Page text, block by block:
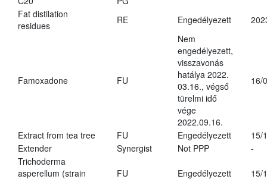
Fat distilation
residues
RE Engedélyezett
Famoxadone FU
Nem
engedélyezett,
visszavonás
hatálya 2022.
03.16., végső
türelmi idő
vége
2022.09.16.
16/
Extract from tea tree FU Engedélyezett
15/
Extender
Synergist Not PPP
-
Trichoderma
asperellum (strain
FU Engedélyezett 15/